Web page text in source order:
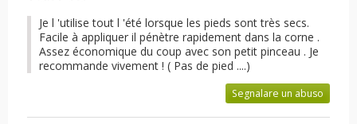
Je l 'utilise tout l 'été lorsque les pieds sont très secs.
Facile à appliquer il pénètre rapidement dans la corne .
Assez économique du coup avec son petit pinceau . Je
recommande vivement ! ( Pas de pied ....)
Segnalare un abuso